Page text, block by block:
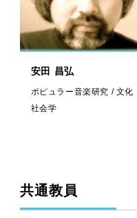
安田 昌弘
ポピュラー音楽研究 / 文化
社会学
共通教員